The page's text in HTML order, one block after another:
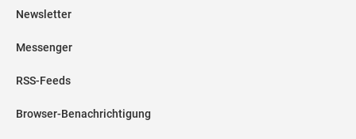
Newsletter
Messenger
RSS-Feeds
Browser-Benachrichtigung